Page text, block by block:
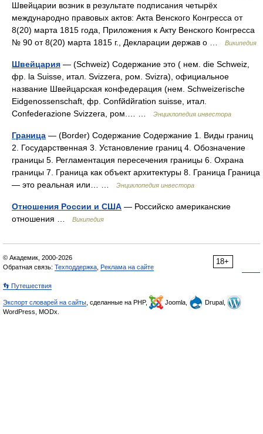
Швейцарии возник в результате подписания четырёх
международно правовых актов: Акта Венского Конгресса от
8(20) марта 1815 года, Приложения к Акту Венского Конгресса
№ 90 от 8(20) марта 1815 г., Декларации держав о …
Википедия
Швейцария — (Schweiz) Содержание это ( нем. die Schweiz,
фр. la Suisse, итал. Svizzera, ром. Svizra), официальное
название Швейцарская конфедерация (нем. Schweizerische
Eidgenossenschaft, фр. Confйdйration suisse, итал.
Confederazione Svizzera, ром.… …
Энциклопедия инвестора
Граница — (Border) Содержание Содержание 1. Виды границ
2. Государственная 3. Установление границ 4. Обозначение
границы 5. Регламентация пересечения границы 6. Охрана
границы 7. Граница как объект архитектуры 8. Граница Граница
— это реальная или… …
Энциклопедия инвестора
Отношения России и США — Российско американские
отношения …
Википедия
18+
© Академик, 2000-2026
Обратная связь: Техподдержка Реклама на сайте
👣 Путешествия
Экспорт словарей на сайты , сделанные на PHP, Joomla,
Drupal,
WordPress, MODx.